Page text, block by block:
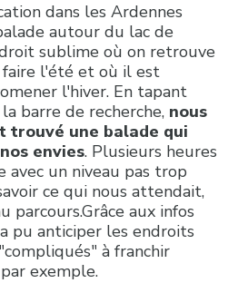
dans les Ardennes
autour du lac de
sublime où on retrouve
l'été et où il est
l'hiver. En tapant
barre de recherche, nous
trouvé une balade qui
envies. Plusieurs heures
avec un niveau pas trop
ce qui nous attendait,
parcours.Grâce aux infos
pu anticiper les endroits
à franchir
exemple.